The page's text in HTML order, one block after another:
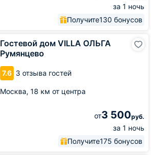
за 1 ночь
Получите130 бонусов
Гостевой дом VILLA ОЛЬГА
Румянцево
7.6 3 отзыва гостей
Москва, 18 км от центра
от3 500руб.
за 1 ночь
Получите175 бонусов